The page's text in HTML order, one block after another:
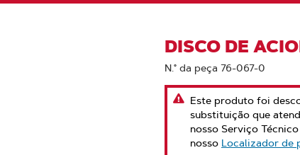
DISCO DE
N.° da peça 76-067-0
Este produto foi
substituição que
nosso Serviço
nosso Localizador de